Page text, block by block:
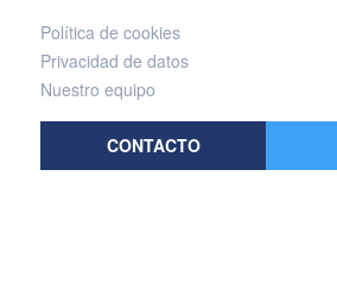
Política de cookies
Privacidad de datos
Nuestro equipo
CONTACTO